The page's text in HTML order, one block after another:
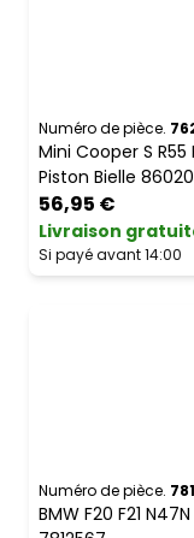
Numéro de pièce.
Mini Cooper S R55
Piston Bielle
56,95 €
Livraison
Si payé avant 14:00
Numéro de pièce.
BMW F20 F21